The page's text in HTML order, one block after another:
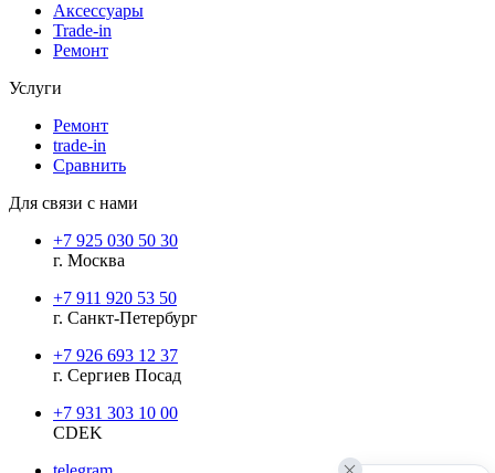
Аксессуары
Trade-in
Ремонт
Услуги
Ремонт
trade-in
Сравнить
Для связи с нами
+7 925 030 50 30
г. Москва
+7 911 920 53 50
г. Санкт-Петербург
+7 926 693 12 37
г. Сергиев Посад
+7 931 303 10 00
CDEK